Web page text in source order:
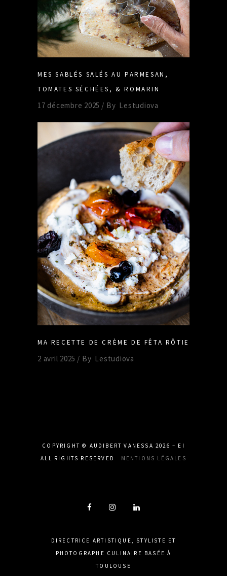
MES SABLÉS SALÉS AU PARMESAN,
TOMATES SÉCHÉES, & ROMARIN
17 décembre 2025 By Lestudiova
MA RECETTE DE CRÈME DE FÊTA RÔTIE
2 avril 2025 By Lestudiova
COPYRIGHT © AUDIBERT VANESSA 2026 – EI
ALL RIGHTS RESERVED
MENTIONS LÉGALES
DIRECTRICE ARTISTIQUE, STYLISTE ET
PHOTOGRAPHE CULINAIRE BASÉE À
TOULOUSE